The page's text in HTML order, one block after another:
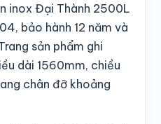
inox Đại Thành 2500L
bảo hành 12 năm và
sản phẩm ghi
dài 1560mm, chiều
chân đỡ khoảng